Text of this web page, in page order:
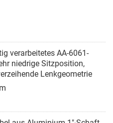
verarbeitetes AA-6061-
niedrige Sitzposition,
Lenkgeometrie